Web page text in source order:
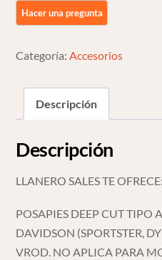
Arlen
Harley
cantidad
Categoría:Accesorios
Descripción
Descripción
LLANERO SALES TE OFRECE:
POSAPIES DEEP CUT TIPO
DAVIDSON (SPORTSTER,
VROD. NO APLICA PARA